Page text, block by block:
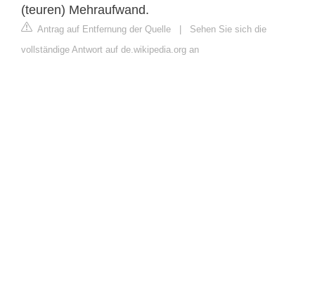
(teuren) Mehraufwand.
Antrag auf Entfernung der Quelle | Sehen Sie sich die
vollständige Antwort auf de.wikipedia.org an